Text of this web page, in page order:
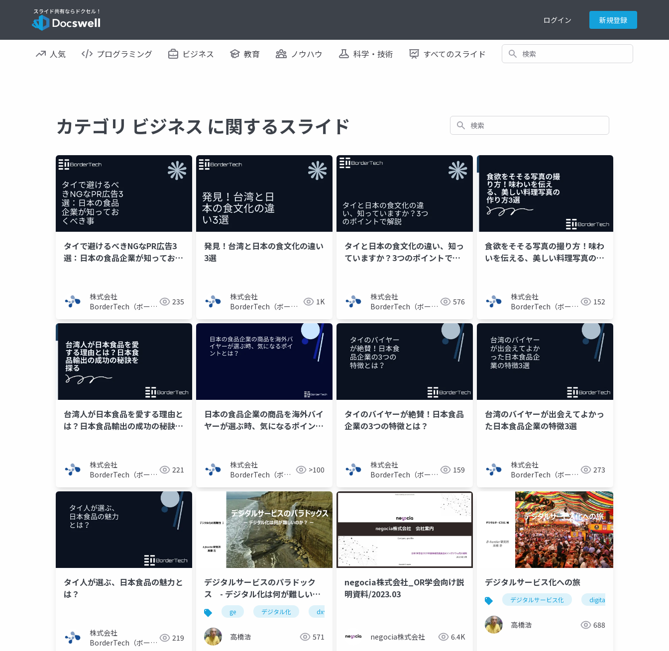
ログイン 新規登録
人気 プログラミング ビジネス 教育 ノウハウ 科学・技術 すべてのスライド 検索
カテゴリ ビジネス に関するスライド 検索
タイで避けるべきNGなPR広告3
選：日本の食品企業が知っておく
株式会社
BorderTech（ボーダ
235
発見！台湾と日本の食文化の違い
3選
株式会社
BorderTech（ボーダ
1K
タイと日本の食文化の違い、知っ
ていますか？3つのポイントで解
株式会社
BorderTech（ボーダ
576
食欲をそそる写真の撮り方！味わ
いを伝える、美しい料理写真の作
株式会社
BorderTech（ボーダ
152
台湾人が日本食品を愛する理由と
は？日本食品輸出の成功の秘訣を
株式会社
BorderTech（ボーダ
221
日本の食品企業の商品を海外バイ
ヤーが選ぶ時、気になるポイント
株式会社
BorderTech（ボー
>100
タイのバイヤーが絶賛！日本食品
企業の3つの特徴とは？
株式会社
BorderTech（ボーダ
159
台湾のバイヤーが出会えてよかっ
た日本食品企業の特徴3選
株式会社
BorderTech（ボーダ
273
タイ人が選ぶ、日本食品の魅力と
は？
株式会社
BorderTech（ボーダ
219
デジタルサービスのパラドック
ス - デジタル化は何が難しいの
か？ - ge デジタル化 dx化
高橋浩 571
negocia株式会社_OR学会向け説
明資料/2023.03
negocia株式会社 6.4K
デジタルサービス化への旅
デジタルサービス化 digital servitization
高橋浩 688